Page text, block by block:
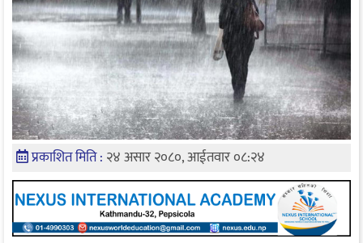
प्रकाशित मिति : २४ असार २०८०, आईतवार ०८:२४